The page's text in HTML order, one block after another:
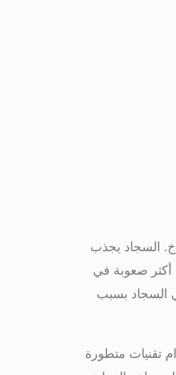
السجاد يجذب
أكثر صعوبة في
السجاد بسبب
تقنيات متطورة